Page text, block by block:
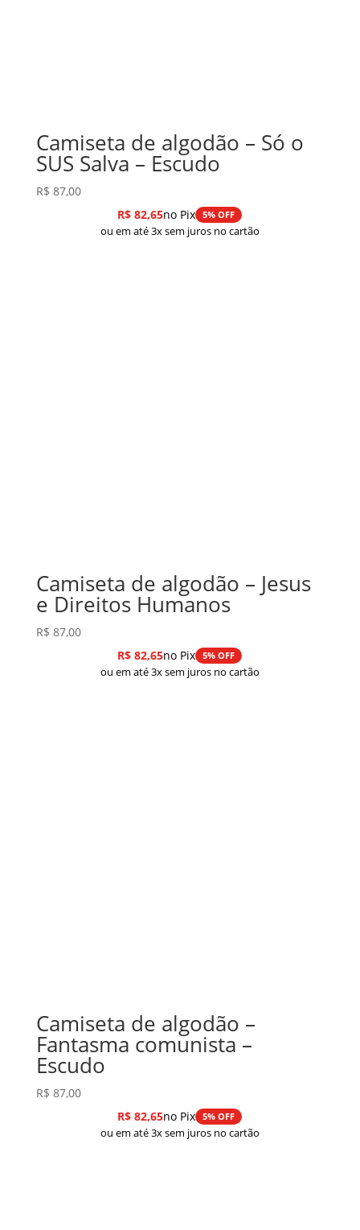
Camiseta de algodão – Só o
SUS Salva – Escudo
R$ 87,00
R$ 82,65no Pix 5% OFF
ou em até 3x sem juros no cartão
Camiseta de algodão – Jesus
e Direitos Humanos
R$ 87,00
R$ 82,65no Pix 5% OFF
ou em até 3x sem juros no cartão
Camiseta de algodão –
Fantasma comunista –
Escudo
R$ 87,00
R$ 82,65no Pix 5% OFF
ou em até 3x sem juros no cartão